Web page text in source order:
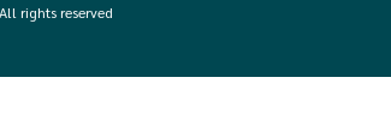
rights reserved